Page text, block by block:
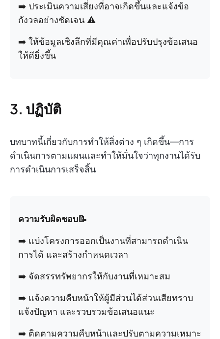
➡️ ประเมินความเสี่ยงที่อาจเกิดขึ้นและแจ้งข้อ
กังวลอย่างชัดเจน ⚠️
➡️ ให้ข้อมูลเชิงลึกที่มีคุณค่าเพื่อปรับปรุงข้อเสนอ
ให้ดียิ่งขึ้น
3. ปฏิบัติ
บทบาทนี้เกี่ยวกับการทำให้สิ่งต่าง ๆ เกิดขึ้น—การ
ดำเนินการตามแผนและทำให้มั่นใจว่าทุกงานได้รับ
การดำเนินการเสร็จสิ้น
ความรับผิดชอบ📝
➡️ แบ่งโครงการออกเป็นงานที่สามารถดำเนิน
การได้ และสร้างกำหนดเวลา
➡️ จัดสรรทรัพยากรให้กับงานที่เหมาะสม
➡️ แจ้งความคืบหน้าให้ผู้มีส่วนได้ส่วนเสียทราบ
แจ้งปัญหา และรวบรวมข้อเสนอแนะ
➡️ ติดตามความคืบหน้าและปรับตามความเหมาะ